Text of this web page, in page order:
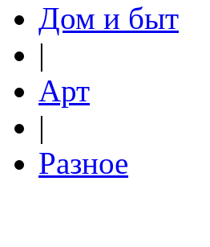
Дом и быт
|
Арт
|
Разное